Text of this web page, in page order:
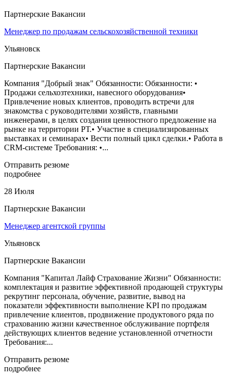
Партнерские Вакансии
Менеджер по продажам сельскохозяйственной техники
Ульяновск
Партнерские Вакансии
Компания "Добрый знак" Обязанности: Обязанности: •
Продажи сельхозтехники, навесного оборудования•
Привлечение новых клиентов, проводить встречи для
знакомства с руководителями хозяйств, главными
инженерами, в целях создания ценностного предложение на
рынке на территории РТ.• Участие в специализированных
выставках и семинарах• Вести полный цикл сделки.• Работа в
CRM-системе Требования: •...
Отправить резюме
подробнее
28 Июля
Партнерские Вакансии
Менеджер агентской группы
Ульяновск
Партнерские Вакансии
Компания "Капитал Лайф Страхование Жизни" Обязанности:
комплектация и развитие эффективной продающей структуры
рекрутинг персонала, обучение, развитие, вывод на
показатели эффективности выполнение KPI по продажам
привлечение клиентов, продвижение продуктового ряда по
страхованию жизни качественное обслуживание портфеля
действующих клиентов ведение установленной отчетности
Требования:...
Отправить резюме
подробнее